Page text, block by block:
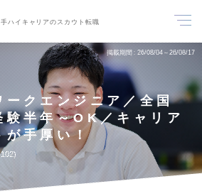
ハイキャリアのスカウト転職
掲載期間 26/08/04～26/08/17
ークエンジニア／全国
験半年～OK／キャリア
が手厚い！